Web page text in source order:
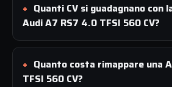
Quanti CV si guadagnano con
Audi A7 RS7 4.0 TFSI 560 CV?
Quanto costa rimappare una
TFSI 560 CV?